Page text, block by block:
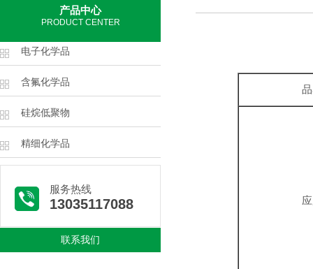
产品中心
PRODUCT CENTER
电子化学品
含氟化学品
硅烷低聚物
精细化学品
服务热线
13035117088
联系我们